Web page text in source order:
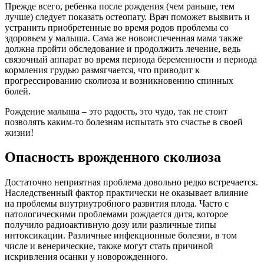
Прежде всего, ребенка после рождения (чем раньше, тем
лучше) следует показать остеопату. Врач поможет выявить и
устранить приобретенные во время родов проблемы со
здоровьем у малыша. Сама же новоиспеченная мама также
должна пройти обследование и продолжить лечение, ведь
связочный аппарат во время периода беременности и периода
кормления грудью размягчается, что приводит к
прогрессированию сколиоза и возникновению спинных
болей.
Рождение малыша – это радость, это чудо, так не стоит
позволять каким-то болезням испытать это счастье в своей
жизни!
Опасность врожденного сколиоза
Достаточно неприятная проблема довольно редко встречается.
Наследственный фактор практически не оказывает влияние
на проблемы внутриутробного развития плода. Часто с
патологическими проблемами рождается дитя, которое
получило радиоактивную дозу или различные типы
интоксикации. Различные инфекционные болезни, в том
числе и венерические, также могут стать причиной
искривления осанки у новорожденного.